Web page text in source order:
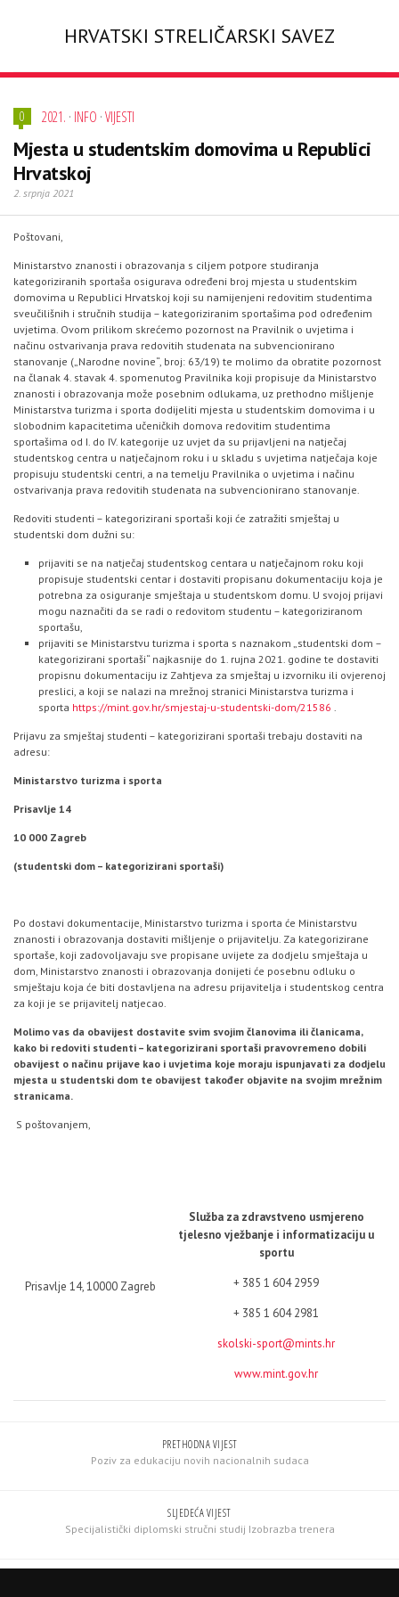
HRVATSKI STRELIČARSKI SAVEZ
0 2021. · INFO ·VIJESTI
Mjesta u studentskim domovima u Republici
Hrvatskoj
2. srpnja 2021
Poštovani,
Ministarstvo znanosti i obrazovanja s ciljem potpore studiranja
kategoriziranih sportaša osigurava određeni broj mjesta u studentskim
domovima u Republici Hrvatskoj koji su namijenjeni redovitim studentima
sveučilišnih i stručnih studija – kategoriziranim sportašima pod određenim
uvjetima. Ovom prilikom skrećemo pozornost na Pravilnik o uvjetima i
načinu ostvarivanja prava redovitih studenata na subvencionirano
stanovanje („Narodne novine“, broj: 63/19) te molimo da obratite pozornost
na članak 4. stavak 4. spomenutog Pravilnika koji propisuje da Ministarstvo
znanosti i obrazovanja može posebnim odlukama, uz prethodno mišljenje
Ministarstva turizma i sporta dodijeliti mjesta u studentskim domovima i u
slobodnim kapacitetima učeničkih domova redovitim studentima
sportašima od I. do IV. kategorije uz uvjet da su prijavljeni na natječaj
studentskog centra u natječajnom roku i u skladu s uvjetima natječaja koje
propisuju studentski centri, a na temelju Pravilnika o uvjetima i načinu
ostvarivanja prava redovitih studenata na subvencionirano stanovanje.
Redoviti studenti – kategorizirani sportaši koji će zatražiti smještaj u
studentski dom dužni su:
prijaviti se na natječaj studentskog centara u natječajnom roku koji
propisuje studentski centar i dostaviti propisanu dokumentaciju koja je
potrebna za osiguranje smještaja u studentskom domu. U svojoj prijavi
mogu naznačiti da se radi o redovitom studentu – kategoriziranom
sportašu,
prijaviti se Ministarstvu turizma i sporta s naznakom „studentski dom –
kategorizirani sportaši“ najkasnije do 1. rujna 2021. godine te dostaviti
propisnu dokumentaciju iz Zahtjeva za smještaj u izvorniku ili ovjerenoj
preslici, a koji se nalazi na mrežnoj stranici Ministarstva turizma i
sporta https://mint.gov.hr/smjestaj-u-studentski-dom/21586 .
Prijavu za smještaj studenti – kategorizirani sportaši trebaju dostaviti na
adresu:
Ministarstvo turizma i sporta
Prisavlje 14
10 000 Zagreb
(studentski dom – kategorizirani sportaši)
Po dostavi dokumentacije, Ministarstvo turizma i sporta će Ministarstvu
znanosti i obrazovanja dostaviti mišljenje o prijavitelju. Za kategorizirane
sportaše, koji zadovoljavaju sve propisane uvijete za dodjelu smještaja u
dom, Ministarstvo znanosti i obrazovanja donijeti će posebnu odluku o
smještaju koja će biti dostavljena na adresu prijavitelja i studentskog centra
za koji je se prijavitelj natjecao.
Molimo vas da obavijest dostavite svim svojim članovima ili članicama,
kako bi redoviti studenti – kategorizirani sportaši pravovremeno dobili
obavijest o načinu prijave kao i uvjetima koje moraju ispunjavati za dodjelu
mjesta u studentski dom te obavijest također objavite na svojim mrežnim
stranicama.
S poštovanjem,
Prisavlje 14, 10000 Zagreb
Služba za zdravstveno usmjereno
tjelesno vježbanje i informatizaciju u
sportu
+ 385 1 604 2959
+ 385 1 604 2981
skolski-sport@mints.hr
www.mint.gov.hr
PRETHODNA VIJEST
Poziv za edukaciju novih nacionalnih sudaca
SLJEDEĆA VIJEST
Specijalistički diplomski stručni studij Izobrazba trenera